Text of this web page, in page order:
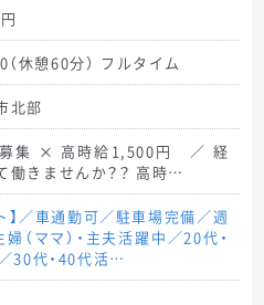
休憩60分） フルタイム
北部
集 × 高時給1,500円 ／ 経
働きませんか？？ 高時…
】／車通勤可／駐車場完備／週
（ママ）・主夫活躍中／20代・
30代・40代活…